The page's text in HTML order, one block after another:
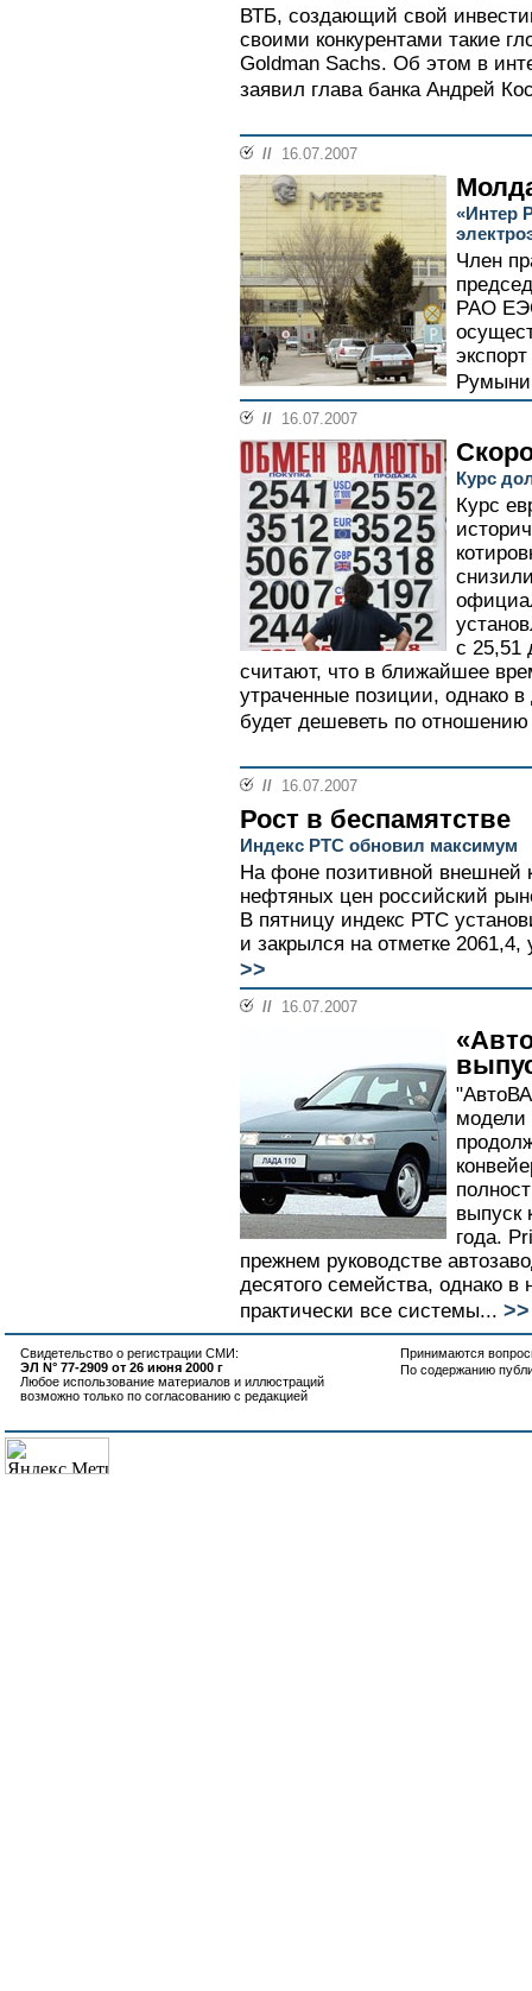
ВТБ, создающий свой
своими конкурентами такие
Gоldman Sachs. Об этом в
заявил глава банка Андрей
// 16.07.2007
«Интер
Член
РАО
// 16.07.2007
Курс
Курс
с 25,51
считают, что в ближайшее
утраченные позиции, однако в
будет дешеветь по
// 16.07.2007
Рост в беспамятстве
Индекс РТС обновил максимум
На фоне позитивной внешней
нефтяных цен российский
В пятницу индекс РТС
и закрылся на отметке
>>
// 16.07.2007
модели
выпуск
года.
прежнем руководстве
десятого семейства, однако
практически все системы... >>
Свидетельство о регистрации СМИ:
ЭЛ N° 77-2909 от 26 июня 2000 г
Любое использование материалов и иллюстраций
возможно только по согласованию с редакцией
Принимаются
По содержанию